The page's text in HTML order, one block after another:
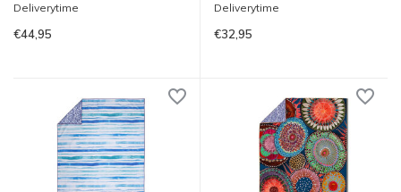
Deliverytime
€44,95
Deliverytime
€32,95